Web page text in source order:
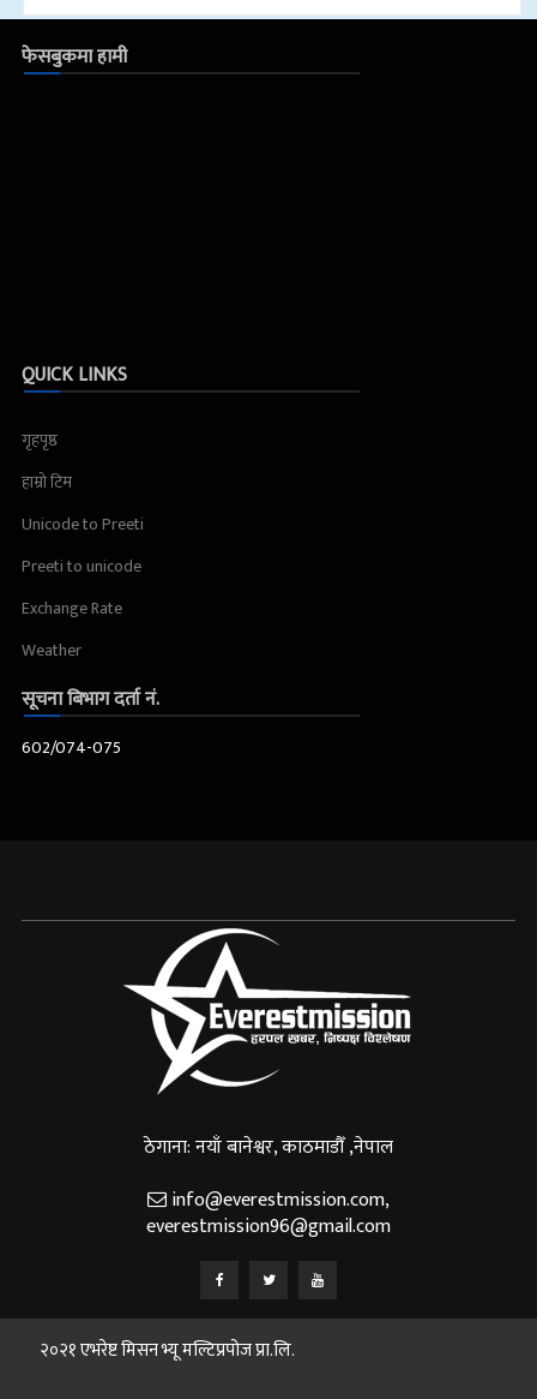
फेसबुकमा हामी
QUICK LINKS
गृहपृष्ठ
हाम्रो टिम
Unicode to Preeti
Preeti to unicode
Exchange Rate
Weather
सूचना बिभाग दर्ता नं.
602/074-075
ठेगाना: नयाँ बानेश्वर, काठमाडौँ ,नेपाल
info@everestmission.com,
everestmission96@gmail.com
२०२१ एभरेष्ट मिसन भ्यू मल्टिप्रपोज प्रा.लि.